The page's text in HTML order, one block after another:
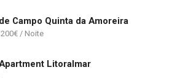
Campo Quinta da Amoreira
200€
Litoralmar